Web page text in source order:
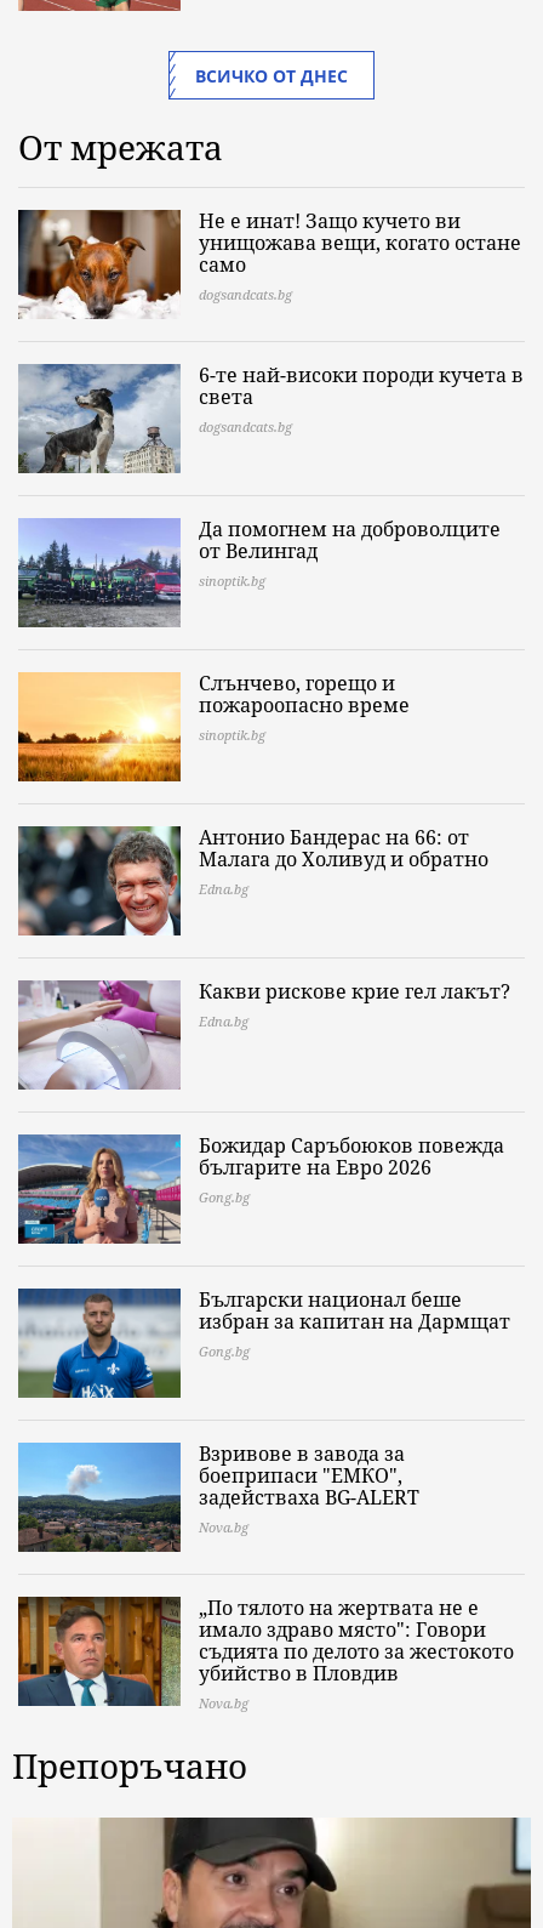
ВСИЧКО ОТ ДНЕС
От мрежата
Не е инат! Защо кучето ви
унищожава вещи, когато остане
само
dogsandcats.bg
6-те най-високи породи кучета в
света
dogsandcats.bg
Да помогнем на доброволците
от Велингад
sinoptik.bg
Слънчево, горещо и
пожароопасно време
sinoptik.bg
Антонио Бандерас на 66: от
Малага до Холивуд и обратно
Edna.bg
Какви рискове крие гел лакът?
Edna.bg
Божидар Саръбоюков повежда
българите на Евро 2026
Gong.bg
Български национал беше
избран за капитан на Дармщат
Gong.bg
Взривове в завода за
боеприпаси "ЕМКО",
задействаха BG-ALERT
Nova.bg
„По тялото на жертвата не е
имало здраво място": Говори
съдията по делото за жестокото
убийство в Пловдив
Nova.bg
Препоръчано